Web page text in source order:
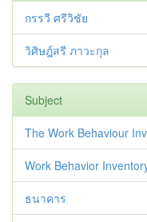
กรรวี ศรีวิชัย
วิศิษฎ์สรี ภาวะกุล
Subject
The Work Behaviour
Work Behavior
ธนาคาร